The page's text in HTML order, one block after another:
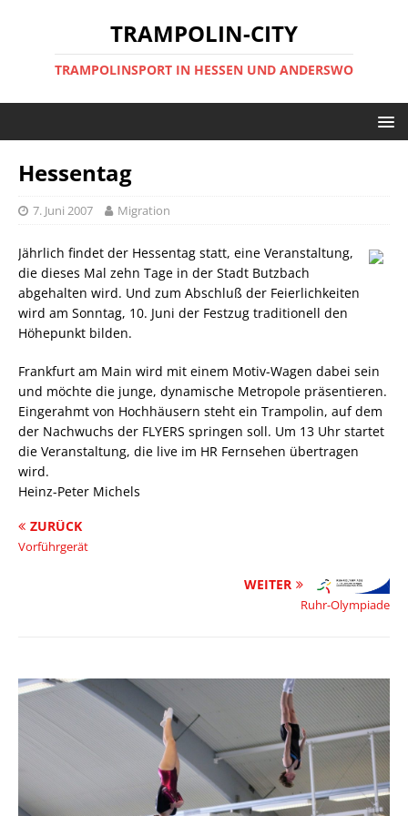
TRAMPOLIN-CITY
TRAMPOLINSPORT IN HESSEN UND ANDERSWO
Hessentag
7. Juni 2007 Migration
Jährlich findet der Hessentag statt, eine Veranstaltung,
die dieses Mal zehn Tage in der Stadt Butzbach
abgehalten wird. Und zum Abschluß der Feierlichkeiten
wird am Sonntag, 10. Juni der Festzug traditionell den
Höhepunkt bilden.
Frankfurt am Main wird mit einem Motiv-Wagen dabei sein
und möchte die junge, dynamische Metropole präsentieren.
Eingerahmt von Hochhäusern steht ein Trampolin, auf dem
der Nachwuchs der FLYERS springen soll. Um 13 Uhr startet
die Veranstaltung, die live im HR Fernsehen übertragen
wird.
Heinz-Peter Michels
ZURÜCK
Vorführgerät
WEITER
Ruhr-Olympiade